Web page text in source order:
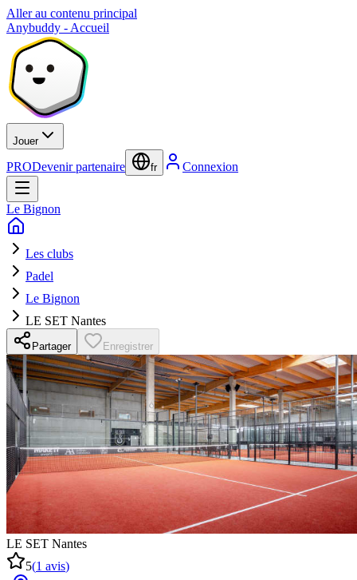
Aller au contenu principal
Anybuddy - Accueil
Jouer
PRODevenir partenaire fr Connexion
Le Bignon
Les clubs
Padel
Le Bignon
LE SET Nantes
Partager Enregistrer
LE SET Nantes
5(1 avis)